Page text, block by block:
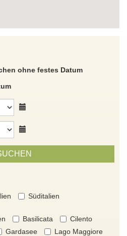
ohne festes Datum
Süditalien
Basilicata
Cilento
Gardasee
Lago Maggiore